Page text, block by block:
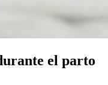
el parto